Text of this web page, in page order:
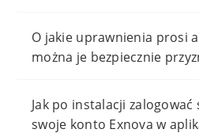
O jakie uprawnienia prosi
można je bezpiecznie
Jak po instalacji zalogować
swoje konto Exnova w